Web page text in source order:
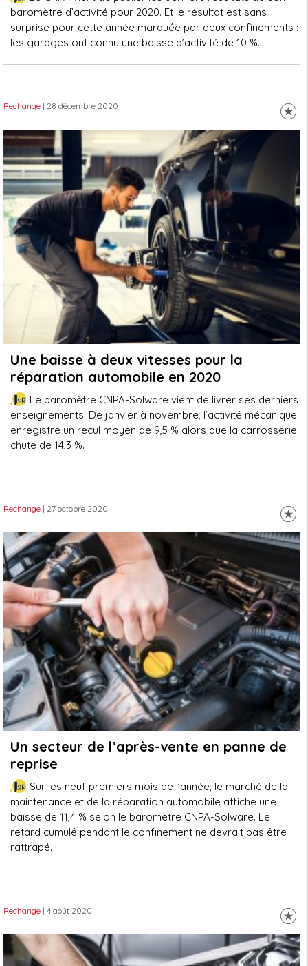
baromètre d’activité pour 2020. Et le résultat est sans
surprise pour cette année marquée par deux confinements :
les garages ont connu une baisse d’activité de 10 %.
Rechange | 28 décembre 2020
Une baisse à deux vitesses pour la
réparation automobile en 2020
Le baromètre CNPA-Solware vient de livrer ses derniers
enseignements. De janvier à novembre, l’activité mécanique
enregistre un recul moyen de 9,5 % alors que la carrosserie
chute de 14,3 %.
Rechange | 27 octobre 2020
Un secteur de l’après-vente en panne de
reprise
Sur les neuf premiers mois de l’année, le marché de la
maintenance et de la réparation automobile affiche une
baisse de 11,4 % selon le baromètre CNPA-Solware. Le
retard cumulé pendant le confinement ne devrait pas être
rattrapé.
Rechange | 4 août 2020